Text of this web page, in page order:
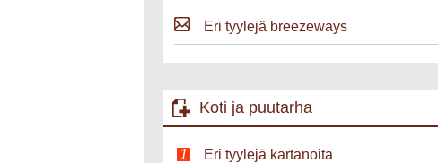
Eri tyylejä breezeways
Koti ja puutarha
Eri tyylejä kartanoita